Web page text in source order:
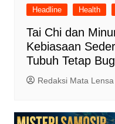
Headline Health
Tai Chi dan
Kebiasaan
Tubuh Tetap
Redaksi Mata Lensa